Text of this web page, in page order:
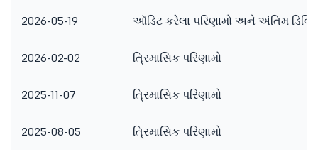
2026-05-19 ઑડિટ કરેલા પરિણામો અને અંતિમ
2026-02-02 ત્રિમાસિક પરિણામો
2025-11-07 ત્રિમાસિક પરિણામો
2025-08-05 ત્રિમાસિક પરિણામો